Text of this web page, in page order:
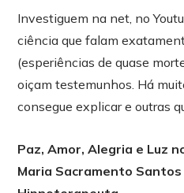
Investiguem na net, no
ciência que falam
(esperiências de quase
oiçam testemunhos. Há
consegue explicar e outras
Paz, Amor, Alegria e Luz
Maria Sacramento Santos